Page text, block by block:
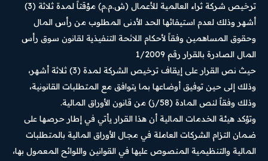
ترخيص شركة ثراء العالمية للأعمال (ش.م.م) مؤقتاً لمدة ثلاثة (3)
أشهر وذلك لعدم استيفائها الحد الأدنى المطلوب من رأس المال
وحقوق المساهمين وفقاً لأحكام اللائحة التنفيذية لقانون سوق رأس
المال الصادرة بالقرار رقم 1/2009
حيث نص القرار على إيقاف ترخيص الشركة لمدة (3) ثلاثة أشهر،
وذلك إلى حين توفيق أوضاعها بما يتوافق مع المتطلبات القانونية،
وذلك وفقاً لنص المادة (58/ز) من قانون الأوراق المالية.
وتؤكد هيئة الخدمات المالية أن هذا القرار يأتي في إطار حرصها على
ضمان التزام الشركات العاملة في مجال الأوراق المالية بالمتطلبات
المالية والتنظيمية المنصوص عليها في القوانين واللوائح المعمول بها،